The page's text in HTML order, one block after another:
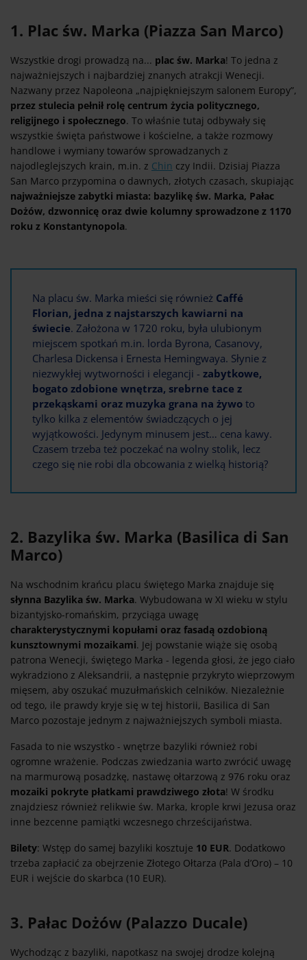
1. Plac św. Marka (Piazza San Marco)
Wszystkie drogi prowadzą na... plac św. Marka! To jedna z
najważniejszych i najbardziej znanych atrakcji Wenecji.
Nazwany przez Napoleona „najpiękniejszym salonem Europy”,
przez stulecia pełnił rolę centrum życia politycznego,
religijnego i społecznego. To właśnie tutaj odbywały się
wszystkie święta państwowe i kościelne, a także rozmowy
handlowe i wymiany towarów sprowadzanych z
najodleglejszych krain, m.in. z Chin czy Indii. Dzisiaj Piazza
San Marco przypomina o dawnych, złotych czasach, skupiając
najważniejsze zabytki miasta: bazylikę św. Marka, Pałac
Dożów, dzwonnicę oraz dwie kolumny sprowadzone z 1170
roku z Konstantynopola.
Na placu św. Marka mieści się również Caffé
Florian, jedna z najstarszych kawiarni na
świecie. Założona w 1720 roku, była ulubionym
miejscem spotkań m.in. lorda Byrona, Casanovy,
Charlesa Dickensa i Ernesta Hemingwaya. Słynie z
niezwykłej wytworności i elegancji - zabytkowe,
bogato zdobione wnętrza, srebrne tace z
przekąskami oraz muzyka grana na żywo to
tylko kilka z elementów świadczących o jej
wyjątkowości. Jedynym minusem jest… cena kawy.
Czasem trzeba też poczekać na wolny stolik, lecz
czego się nie robi dla obcowania z wielką historią?
2. Bazylika św. Marka (Basilica di San
Marco)
Na wschodnim krańcu placu świętego Marka znajduje się
słynna Bazylika św. Marka. Wybudowana w XI wieku w stylu
bizantyjsko-romańskim, przyciąga uwagę
charakterystycznymi kopułami oraz fasadą ozdobioną
kunsztownymi mozaikami. Jej powstanie wiąże się osobą
patrona Wenecji, świętego Marka - legenda głosi, że jego ciało
wykradziono z Aleksandrii, a następnie przykryto wieprzowym
mięsem, aby oszukać muzułmańskich celników. Niezależnie
od tego, ile prawdy kryje się w tej historii, Basilica di San
Marco pozostaje jednym z najważniejszych symboli miasta.
Fasada to nie wszystko - wnętrze bazyliki również robi
ogromne wrażenie. Podczas zwiedzania warto zwrócić uwagę
na marmurową posadzkę, nastawę ołtarzową z 976 roku oraz
mozaiki pokryte płatkami prawdziwego złota! W środku
znajdziesz również relikwie św. Marka, krople krwi Jezusa oraz
inne bezcenne pamiątki wczesnego chrześcijaństwa.
Bilety: Wstęp do samej bazyliki kosztuje 10 EUR. Dodatkowo
trzeba zapłacić za obejrzenie Złotego Ołtarza (Pala d’Oro) – 10
EUR i wejście do skarbca (10 EUR).
3. Pałac Dożów (Palazzo Ducale)
Wychodząc z bazyliki, napotkasz na swojej drodze kolejną